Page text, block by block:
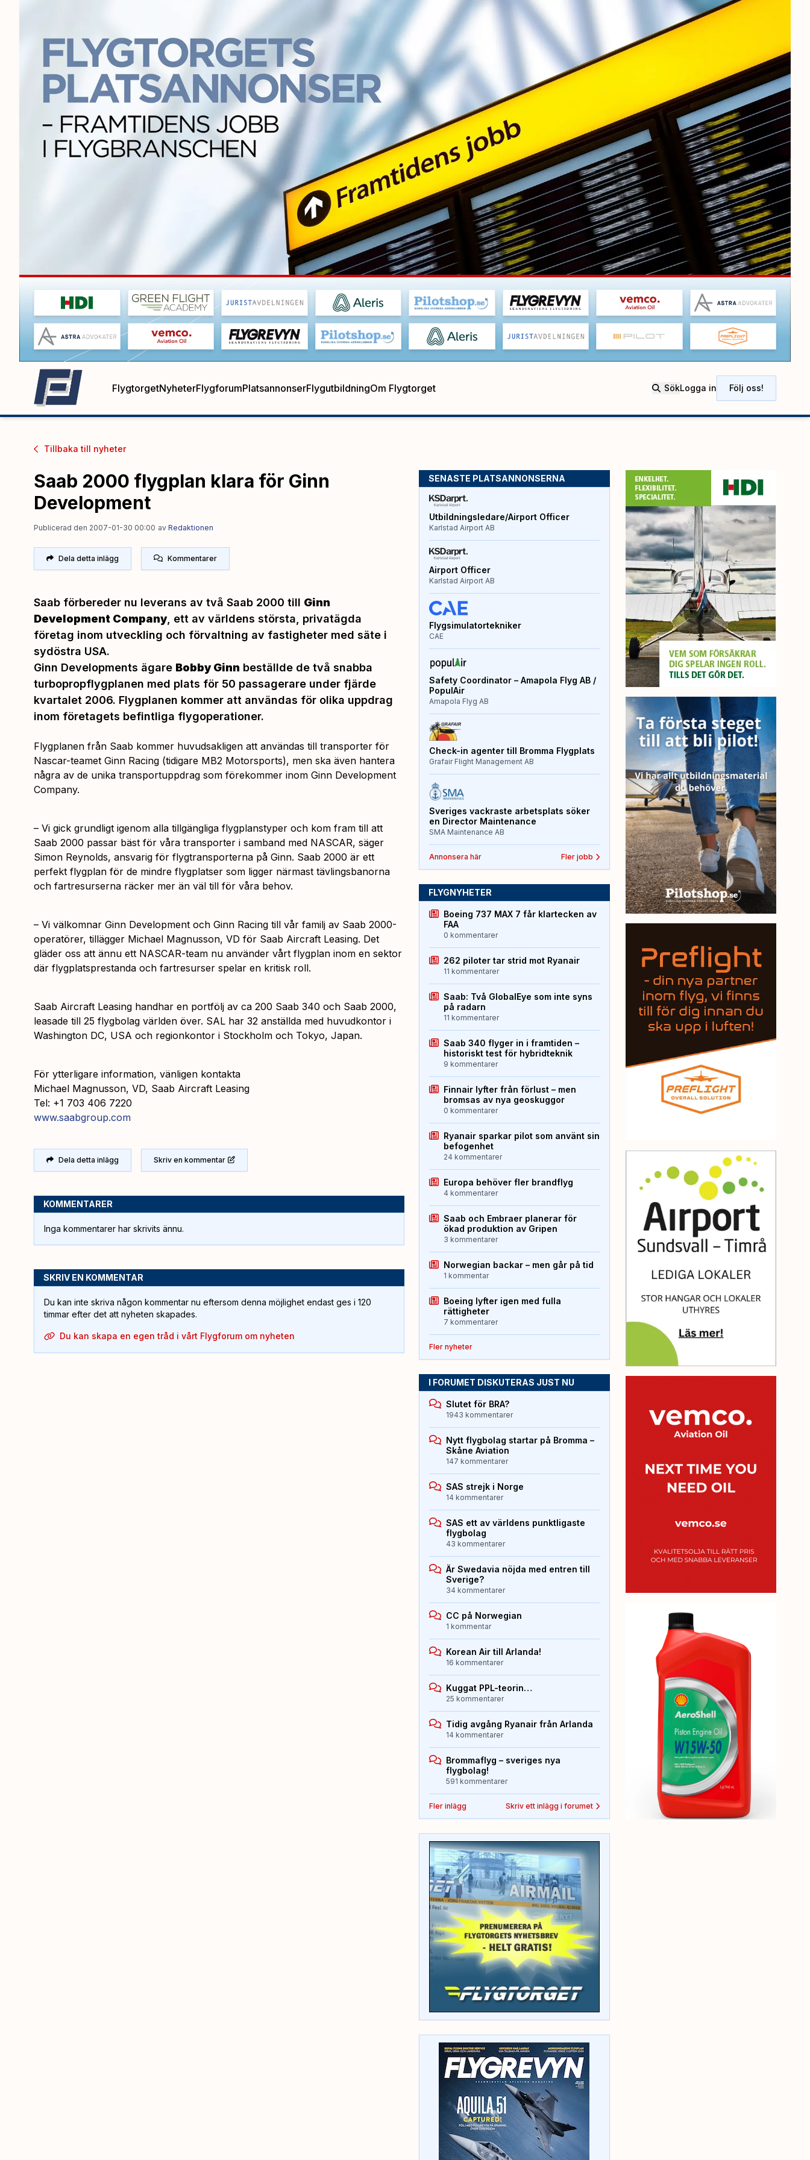
FlygtorgetNyheterFlygforumPlatsannonserFlygutbildningOm Flygtorget SökLogga in Följ oss!
Tillbaka till nyheter
Saab 2000 flygplan klara för Ginn
Development
Publicerad den 2007-01-30 00:00 av Redaktionen
Dela detta inlägg Kommentarer
Saab förbereder nu leverans av två Saab 2000 till Ginn
Development Company, ett av världens största, privatägda
företag inom utveckling och förvaltning av fastigheter med säte i
sydöstra USA.
Ginn Developments ägare Bobby Ginn beställde de två snabba
turbopropflygplanen med plats för 50 passagerare under fjärde
kvartalet 2006. Flygplanen kommer att användas för olika uppdrag
inom företagets befintliga flygoperationer.
Flygplanen från Saab kommer huvudsakligen att användas till transporter för
Nascar-teamet Ginn Racing (tidigare MB2 Motorsports), men ska även hantera
några av de unika transportuppdrag som förekommer inom Ginn Development
Company.
– Vi gick grundligt igenom alla tillgängliga flygplanstyper och kom fram till att
Saab 2000 passar bäst för våra transporter i samband med NASCAR, säger
Simon Reynolds, ansvarig för flygtransporterna på Ginn. Saab 2000 är ett
perfekt flygplan för de mindre flygplatser som ligger närmast tävlingsbanorna
och fartresurserna räcker mer än väl till för våra behov.
– Vi välkomnar Ginn Development och Ginn Racing till vår familj av Saab 2000-
operatörer, tillägger Michael Magnusson, VD för Saab Aircraft Leasing. Det
gläder oss att ännu ett NASCAR-team nu använder vårt flygplan inom en sektor
där flygplatsprestanda och fartresurser spelar en kritisk roll.
Saab Aircraft Leasing handhar en portfölj av ca 200 Saab 340 och Saab 2000,
leasade till 25 flygbolag världen över. SAL har 32 anställda med huvudkontor i
Washington DC, USA och regionkontor i Stockholm och Tokyo, Japan.
För ytterligare information, vänligen kontakta
Michael Magnusson, VD, Saab Aircraft Leasing
Tel: +1 703 406 7220
www.saabgroup.com
Dela detta inlägg Skriv en kommentar
KOMMENTARER
Inga kommentarer har skrivits ännu.
SKRIV EN KOMMENTAR
Du kan inte skriva någon kommentar nu eftersom denna möjlighet endast ges i 120
timmar efter det att nyheten skapades.
Du kan skapa en egen tråd i vårt Flygforum om nyheten
SENASTE PLATSANNONSERNA
Utbildningsledare/Airport Officer
Karlstad Airport AB
Airport Officer
Karlstad Airport AB
Flygsimulatortekniker
CAE
Safety Coordinator – Amapola Flyg AB /
PopulAir
Amapola Flyg AB
Check-in agenter till Bromma Flygplats
Grafair Flight Management AB
Sveriges vackraste arbetsplats söker
en Director Maintenance
SMA Maintenance AB
Annonsera här Fler jobb
FLYGNYHETER
Boeing 737 MAX 7 får klartecken av
FAA
0 kommentarer
262 piloter tar strid mot Ryanair
11 kommentarer
Saab: Två GlobalEye som inte syns
på radarn
11 kommentarer
Saab 340 flyger in i framtiden –
historiskt test för hybridteknik
9 kommentarer
Finnair lyfter från förlust – men
bromsas av nya geoskuggor
0 kommentarer
Ryanair sparkar pilot som använt sin
befogenhet
24 kommentarer
Europa behöver fler brandflyg
4 kommentarer
Saab och Embraer planerar för
ökad produktion av Gripen
3 kommentarer
Norwegian backar – men går på tid
1 kommentar
Boeing lyfter igen med fulla
rättigheter
7 kommentarer
Fler nyheter
I FORUMET DISKUTERAS JUST NU
Slutet för BRA?
1943 kommentarer
Nytt flygbolag startar på Bromma –
Skåne Aviation
147 kommentarer
SAS strejk i Norge
14 kommentarer
SAS ett av världens punktligaste
flygbolag
43 kommentarer
Är Swedavia nöjda med entren till
Sverige?
34 kommentarer
CC på Norwegian
1 kommentar
Korean Air till Arlanda!
16 kommentarer
Kuggat PPL-teorin…
25 kommentarer
Tidig avgång Ryanair från Arlanda
14 kommentarer
Brommaflyg – sveriges nya
flygbolag!
591 kommentarer
Fler inlägg Skriv ett inlägg i forumet